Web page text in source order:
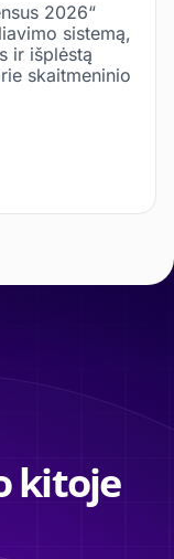
2026“
sistemą,
ir išplėstą
skaitmeninio
kitoje